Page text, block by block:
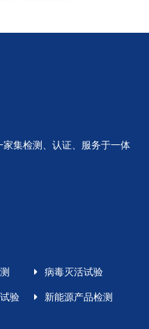
家集检测、认证、服务于一体
病毒灭活试验
验 新能源产品检测